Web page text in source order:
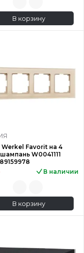
В корзину
Favorit на 4
W0041111
В наличии
В корзину